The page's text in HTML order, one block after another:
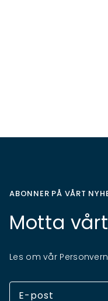
ABONNER PÅ VÅRT
Motta
Les om vår Personvern